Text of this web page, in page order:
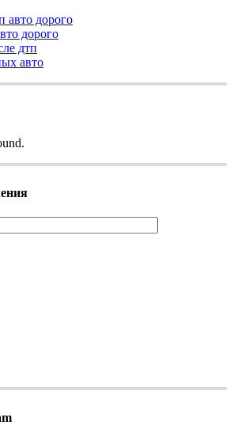
дорого
дорого
дтп
авто